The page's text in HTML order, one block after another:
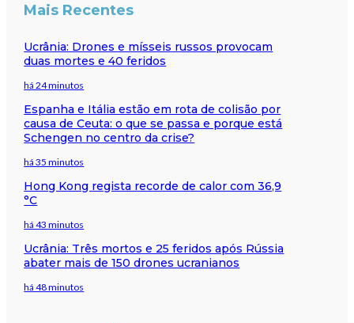
Mais Recentes
Ucrânia: Drones e mísseis russos provocam
duas mortes e 40 feridos
há 24 minutos
Espanha e Itália estão em rota de colisão por
causa de Ceuta: o que se passa e porque está
Schengen no centro da crise?
há 35 minutos
Hong Kong regista recorde de calor com 36,9
°C
há 43 minutos
Ucrânia: Três mortos e 25 feridos após Rússia
abater mais de 150 drones ucranianos
há 48 minutos